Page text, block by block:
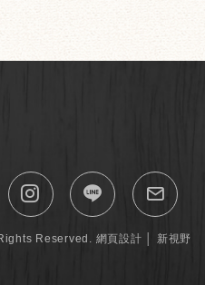
Reserved. 網頁設計 │ 新視野